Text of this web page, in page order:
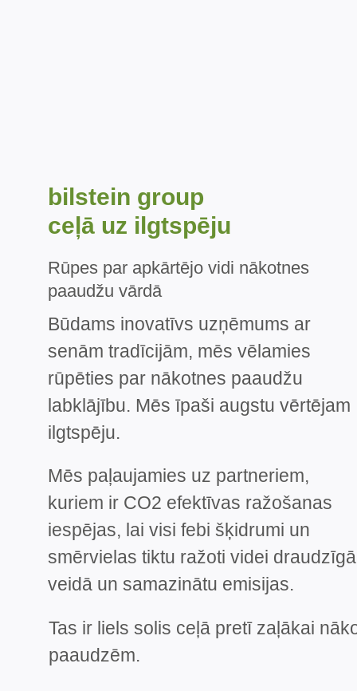
bilstein group
ceļā uz ilgtspēju
Rūpes par apkārtējo vidi nākotnes
paaudžu vārdā
Būdams inovatīvs uzņēmums ar
senām tradīcijām, mēs vēlamies
rūpēties par nākotnes paaudžu
labklājību. Mēs īpaši augstu vērtējam
ilgtspēju.
Mēs paļaujamies uz partneriem,
kuriem ir CO2 efektīvas ražošanas
iespējas, lai visi febi šķidrumi un
smērvielas tiktu ražoti videi draudzīgā
veidā un samazinātu emisijas.
Tas ir liels solis ceļā pretī zaļākai
paaudzēm.